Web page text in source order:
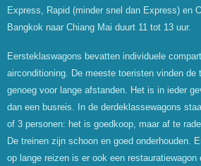
Express, Rapid (minder snel dan Express) en
Bangkok naar Chiang Mai duurt 11 tot 13 uur.
Eersteklaswagons bevatten individuele
airconditioning. De meeste toeristen vinden de
genoeg voor lange afstanden. Het is in ieder
dan een busreis. In de derdeklassewagons
of 3 personen: het is goedkoop, maar af te
De treinen zijn schoon en goed onderhouden.
op lange reizen is er ook een